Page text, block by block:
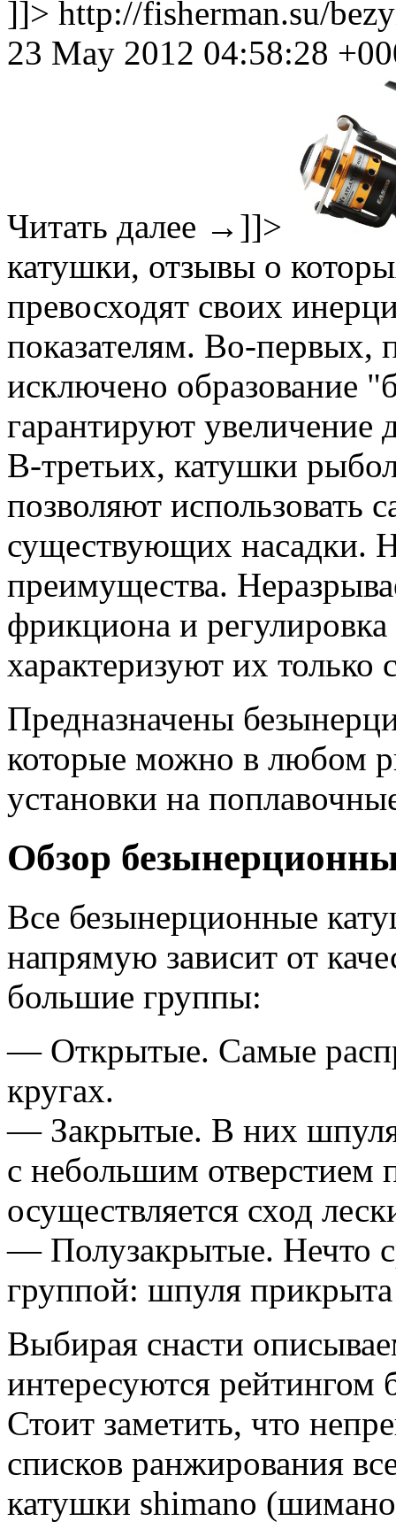
]]> http://fisherman.su/
23 May 2012 04:58:28
Читать далее → ]]>
катушки, отзывы о
превосходят своих
показателям. Во-первых,
исключено образование
гарантируют увеличение
В-третьих, катушки
позволяют использовать
существующих насадки.
преимущества.
фрикциона и
характеризуют их
Предназначены
которые можно в любом
установки на
Обзор
Все безынерционные
напрямую зависит от
большие группы:
— Открытые. Самые
кругах.
— Закрытые. В них
с небольшим отверстием
осуществляется сход
— Полузакрытые. Нечто
группой: шпуля
Выбирая снасти
интересуются
Стоит заметить, что
списков ранжирования
катушки shimano